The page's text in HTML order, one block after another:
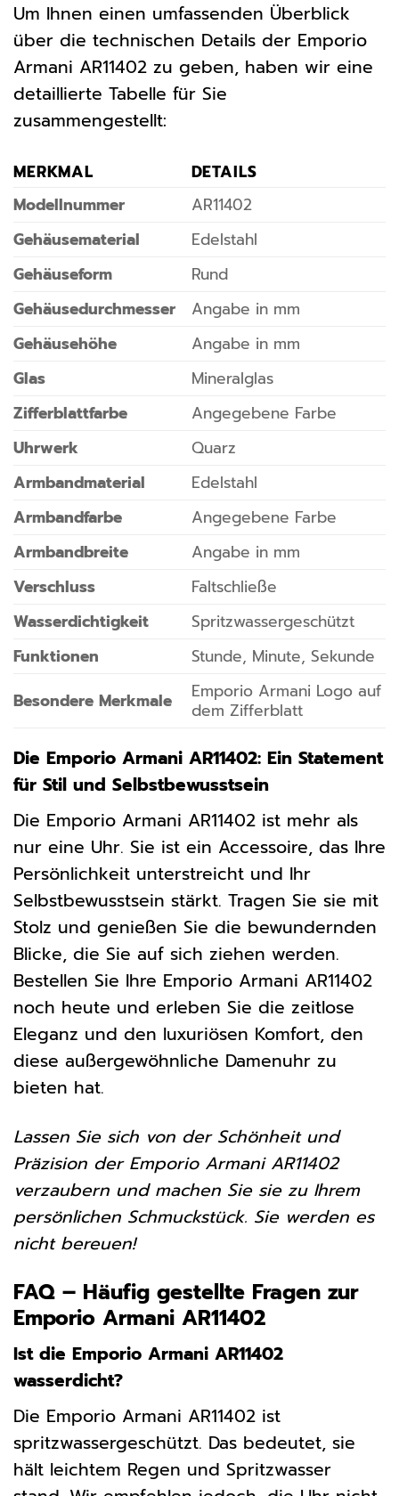
Um Ihnen einen umfassenden Überblick
über die technischen Details der Emporio
Armani AR11402 zu geben, haben wir eine
detaillierte Tabelle für Sie
zusammengestellt:
MERKMAL
DETAILS
Modellnummer
AR11402
Gehäusematerial
Edelstahl
Gehäuseform
Rund
Gehäusedurchmesser
Angabe in mm
Gehäusehöhe
Angabe in mm
Glas
Mineralglas
Zifferblattfarbe
Angegebene Farbe
Uhrwerk
Quarz
Armbandmaterial
Edelstahl
Armbandfarbe
Angegebene Farbe
Armbandbreite
Angabe in mm
Verschluss
Faltschließe
Wasserdichtigkeit
Spritzwassergeschützt
Funktionen
Stunde, Minute, Sekunde
Besondere Merkmale
Emporio Armani Logo auf
dem Zifferblatt
Die Emporio Armani AR11402: Ein Statement
für Stil und Selbstbewusstsein
Die Emporio Armani AR11402 ist mehr als
nur eine Uhr. Sie ist ein Accessoire, das Ihre
Persönlichkeit unterstreicht und Ihr
Selbstbewusstsein stärkt. Tragen Sie sie mit
Stolz und genießen Sie die bewundernden
Blicke, die Sie auf sich ziehen werden.
Bestellen Sie Ihre Emporio Armani AR11402
noch heute und erleben Sie die zeitlose
Eleganz und den luxuriösen Komfort, den
diese außergewöhnliche Damenuhr zu
bieten hat.
Lassen Sie sich von der Schönheit und
Präzision der Emporio Armani AR11402
verzaubern und machen Sie sie zu Ihrem
persönlichen Schmuckstück. Sie werden es
nicht bereuen!
FAQ – Häufig gestellte Fragen zur
Emporio Armani AR11402
Ist die Emporio Armani AR11402
wasserdicht?
Die Emporio Armani AR11402 ist
spritzwassergeschützt. Das bedeutet, sie
hält leichtem Regen und Spritzwasser